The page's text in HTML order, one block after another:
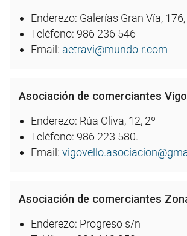
Enderezo: Galerías Gran Vía,
Teléfono: 986 236 546
Email: aetravi@mundo-r.com
Asociación de comerciantes
Enderezo: Rúa Oliva, 12, 2º
Teléfono: 986 223 580.
Email:
Asociación de comerciantes
Enderezo: Progreso s/n